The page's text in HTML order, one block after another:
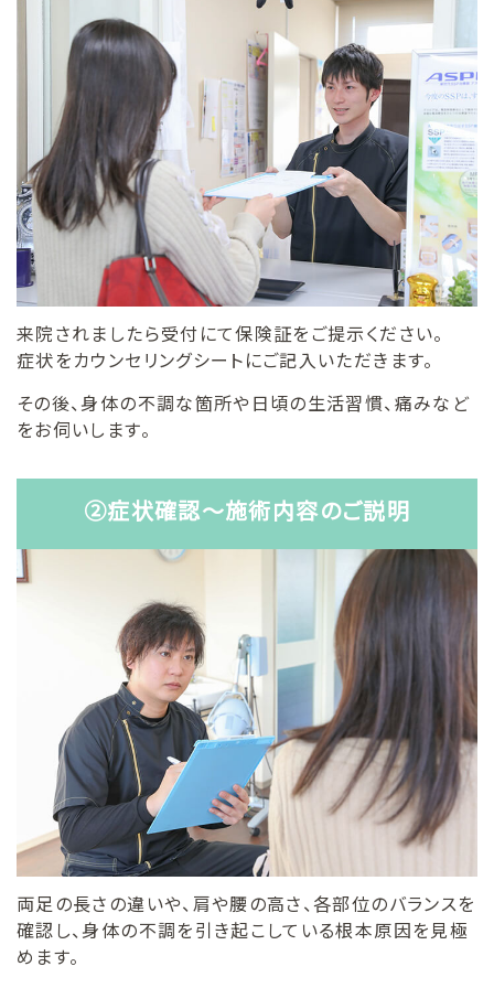
来院されましたら受付にて保険証をご提示ください。
症状をカウンセリングシートにご記入いただきます。
その後、身体の不調な箇所や日頃の生活習慣、痛みなど
をお伺いします。
②症状確認〜施術内容のご説明
両足の長さの違いや、肩や腰の高さ、各部位のバランスを
確認し、身体の不調を引き起こしている根本原因を見極
めます。